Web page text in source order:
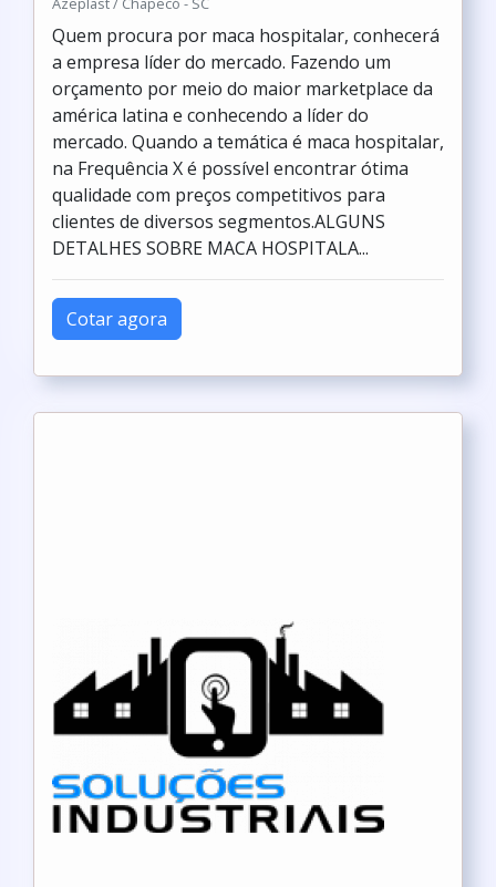
Quem procura por maca hospitalar, conhecerá
a empresa líder do mercado. Fazendo um
orçamento por meio do maior marketplace da
américa latina e conhecendo a líder do
mercado. Quando a temática é maca hospitalar,
na Frequência X é possível encontrar ótima
qualidade com preços competitivos para
clientes de diversos segmentos.ALGUNS
DETALHES SOBRE MACA HOSPITALA...
Cotar agora